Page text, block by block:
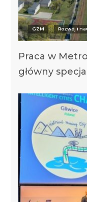
GZM Rozwój i
Praca w
główny